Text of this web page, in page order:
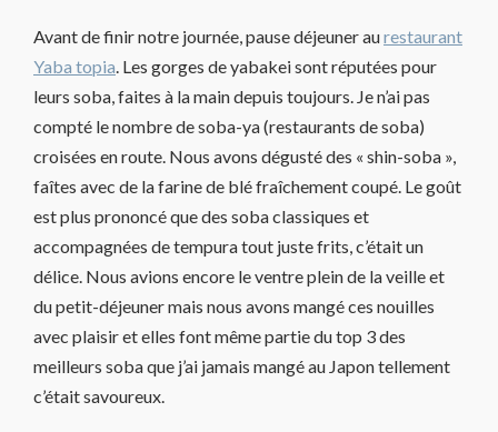
Avant de finir notre journée, pause déjeuner aurestaurant
Yaba topia. Les gorges de yabakei sont réputées pour
leurs soba, faites à la main depuis toujours. Je n’ai pas
compté le nombre de soba-ya (restaurants de soba)
croisées en route. Nous avons dégusté des « shin-soba »,
faîtes avec de la farine de blé fraîchement coupé. Le goût
est plus prononcé que des soba classiques et
accompagnées de tempura tout juste frits, c’était un
délice. Nous avions encore le ventre plein de la veille et
du petit-déjeuner mais nous avons mangé ces nouilles
avec plaisir et elles font même partie du top 3 des
meilleurs soba que j’ai jamais mangé au Japon tellement
c’était savoureux.